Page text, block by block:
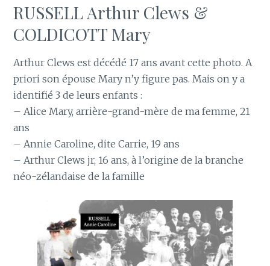
RUSSELL Arthur Clews &
COLDICOTT Mary
Arthur Clews est décédé 17 ans avant cette photo. A
priori son épouse Mary n’y figure pas. Mais on y a
identifié 3 de leurs enfants :
– Alice Mary, arrière-grand-mère de ma femme, 21
ans
– Annie Caroline, dite Carrie, 19 ans
– Arthur Clews jr, 16 ans, à l’origine de la branche
néo-zélandaise de la famille